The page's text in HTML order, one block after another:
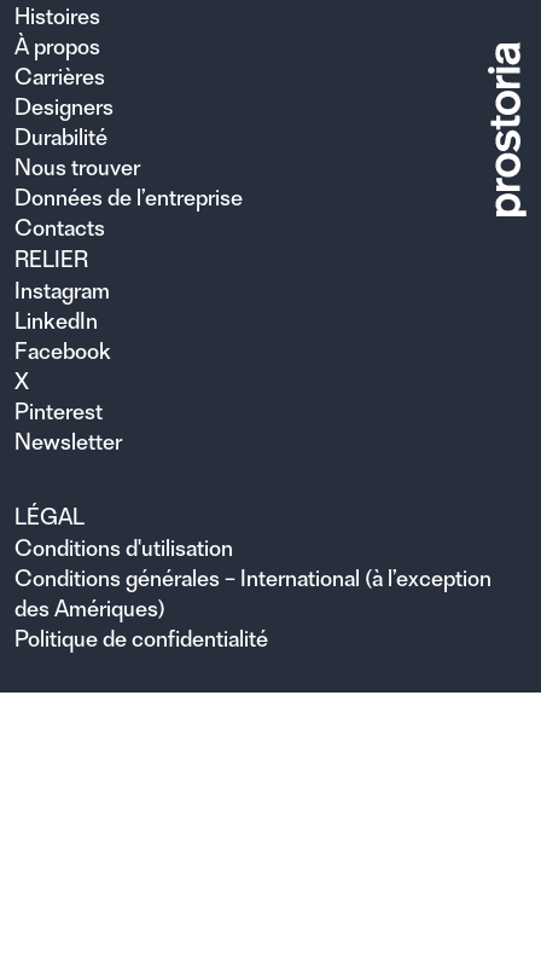
Histoires
À propos
Carrières
Designers
Durabilité
Nous trouver
Données de l’entreprise
Contacts
RELIER
Instagram
LinkedIn
Facebook
X
Pinterest
Newsletter
LÉGAL
Conditions d'utilisation
Conditions générales – International (à l’exception
des Amériques)
Politique de confidentialité